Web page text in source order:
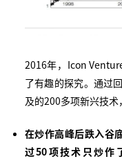
2016年，Icon
了有趣的探究。通过
及的200多项新兴技术
在炒作高峰后跌入谷
过50项技术只炒作